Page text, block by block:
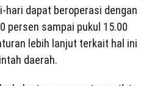
hari dapat beroperasi dengan
persen sampai pukul 15.00
lebih lanjut terkait hal ini
daerah.